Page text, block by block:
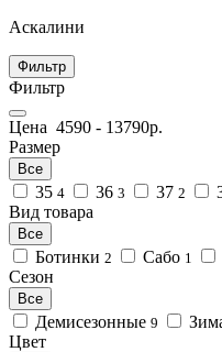
Аскалини
Фильтр
Фильтр
Цена 4590 - 13790р.
Размер
Все
35 4 36 3 37 2
Вид товара
Все
Ботинки 2 Сабо 1
Сезон
Все
Демисезонные 9
Цвет